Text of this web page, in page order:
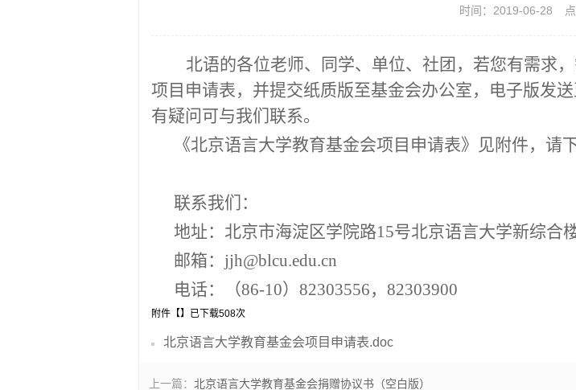
时间：2019-06-28
北语的各位老师、同学、单位、社团，若您有需求
项目申请表，并提交纸质版至基金会办公室，电子版发
有疑问可与我们联系。
《北京语言大学教育基金会项目申请表》见附件，请
联系我们：
地址：北京市海淀区学院路15号北京语言大学新综合
邮箱： jjh@blcu.edu.cn
电话：（86-10）82303556，82303900
附件【
北京语言大学教育基金会项目申请表.doc
】已下载508次
上一篇： 北京语言大学教育基金会捐赠协议书（空白版）